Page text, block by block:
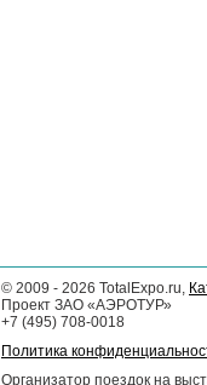
© 2009 - 2026 TotalExpo.ru,
Проект ЗАО «АЭРОТУР»
+7 (495) 708-0018
Политика
Организатор поездок на